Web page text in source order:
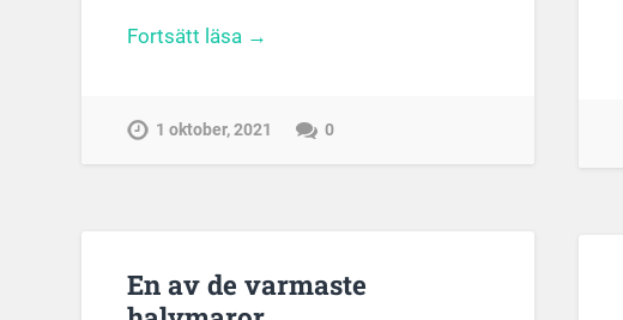
Fortsätt läsa →
1 oktober, 2021 0
En av de varmaste